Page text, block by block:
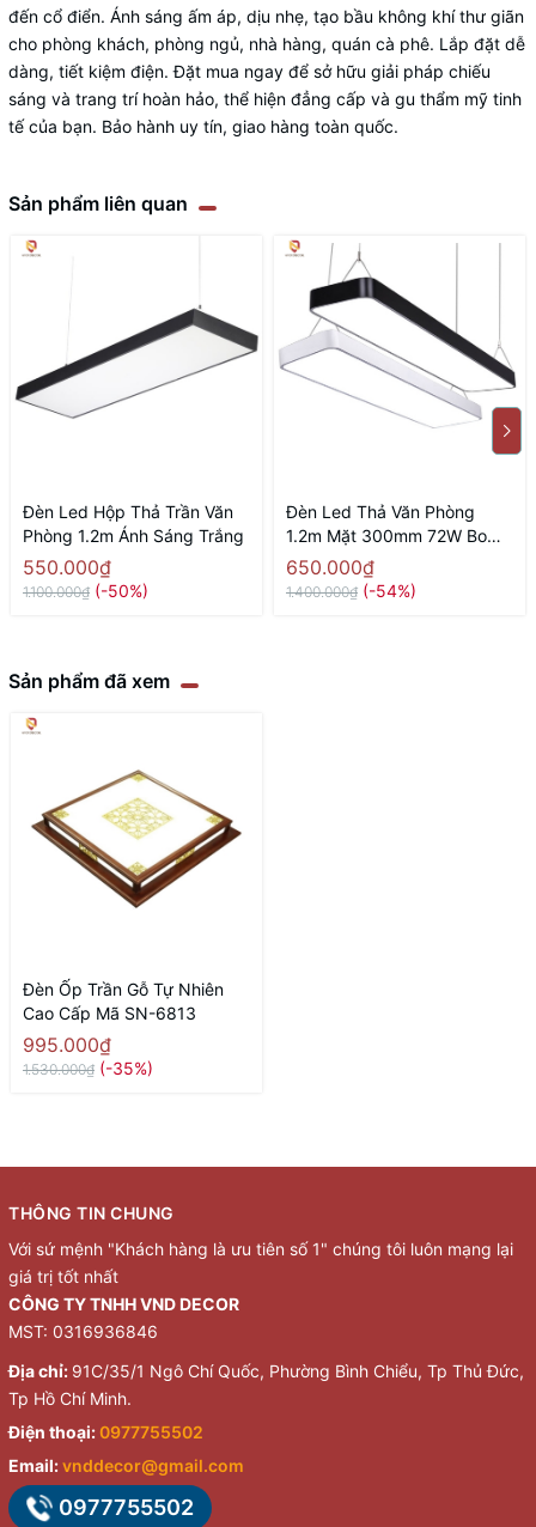
đến cổ điển. Ánh sáng ấm áp, dịu nhẹ, tạo bầu không khí thư giãn
cho phòng khách, phòng ngủ, nhà hàng, quán cà phê. Lắp đặt dễ
dàng, tiết kiệm điện. Đặt mua ngay để sở hữu giải pháp chiếu
sáng và trang trí hoàn hảo, thể hiện đẳng cấp và gu thẩm mỹ tinh
tế của bạn. Bảo hành uy tín, giao hàng toàn quốc.
Sản phẩm liên quan
Đèn Led Hộp Thả Trần Văn
Phòng 1.2m Ánh Sáng Trắng
550.000₫
1.100.000₫ (-50%)
Đèn Led Thả Văn Phòng
1.2m Mặt 300mm 72W Bo
Góc
650.000₫
1.400.000₫ (-54%)
Sản phẩm đã xem
Đèn Ốp Trần Gỗ Tự Nhiên
Cao Cấp Mã SN-6813
995.000₫
1.530.000₫ (-35%)
THÔNG TIN CHUNG
Với sứ mệnh "Khách hàng là ưu tiên số 1" chúng tôi luôn mạng lại
giá trị tốt nhất
CÔNG TY TNHH VND DECOR
MST: 0316936846
Địa chỉ: 91C/35/1 Ngô Chí Quốc, Phường Bình Chiểu, Tp Thủ Đức,
Tp Hồ Chí Minh.
Điện thoại: 0977755502
Email:vnddecor@gmail.com
0977755502